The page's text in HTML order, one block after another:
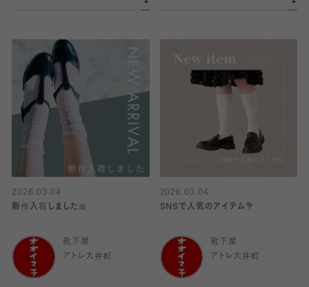
2026.03.04
新作入荷しました🎀
靴下屋
アトレ大井町
2026.03.04
SNSで人気のアイテム💐
靴下屋
アトレ大井町